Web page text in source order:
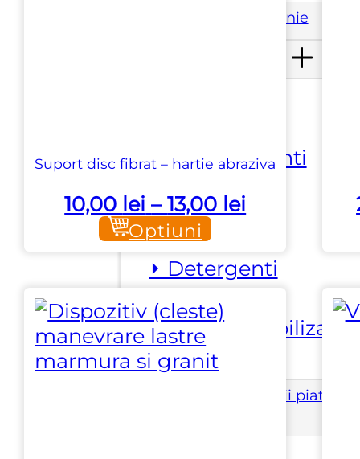
Substante curatenie
biocomponenti
⏵ Ceruri
⏵ Detergenti
⏵ Impermeabilizanti
Utilaje si accesorii piatra
Suport disc fibrat – hartie abraziva
10,00 lei – 13,00 lei
10,00 lei
Optiuni